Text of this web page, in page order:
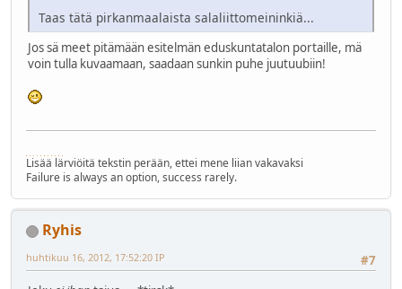
Taas tätä pirkanmaalaista salaliittomeininkiä...
Jos sä meet pitämään esitelmän eduskuntatalon portaille, mä
voin tulla kuvaamaan, saadaan sunkin puhe juutuubiin!
Lisää lärviöitä tekstin perään, ettei mene liian vakavaksi
Failure is always an option, success rarely.
Ryhis
#7
huhtikuu 16, 2012, 17:52:20 IP